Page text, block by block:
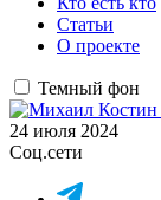
Статьи
О проекте
Темный фон
24 июля 2024
Соц.сети